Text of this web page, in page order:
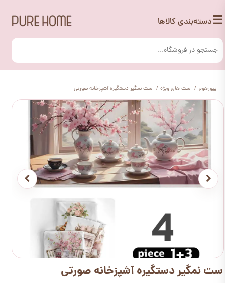
☰دسته‌بندی کالاها
پیورهوم ست های ویژه ست نمگیر دستگیره آشپزخانه صورتی
ست نمگیر دستگیره آشپزخانه صورتی